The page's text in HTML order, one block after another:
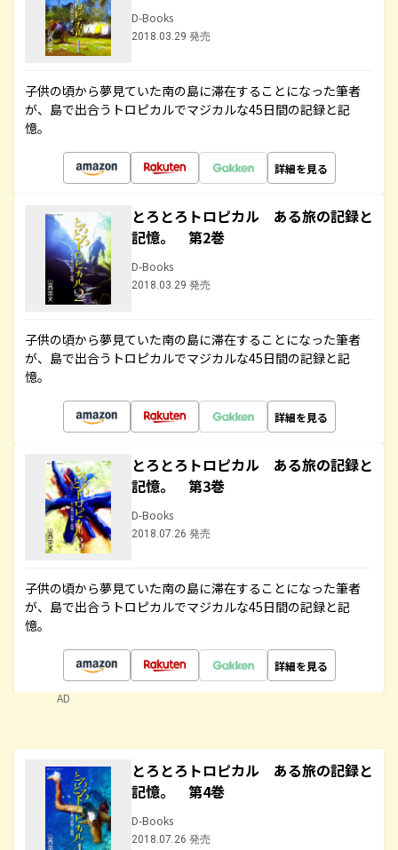
D-Books
2018.03.29 発売
子供の頃から夢見ていた南の島に滞在することになった筆者
が、島で出合うトロピカルでマジカルな45日間の記録と記
憶。
詳細を見る
とろとろトロピカル ある旅の記録と
記憶。 第2巻
D-Books
2018.03.29 発売
子供の頃から夢見ていた南の島に滞在することになった筆者
が、島で出合うトロピカルでマジカルな45日間の記録と記
憶。
詳細を見る
とろとろトロピカル ある旅の記録と
記憶。 第3巻
D-Books
2018.07.26 発売
子供の頃から夢見ていた南の島に滞在することになった筆者
が、島で出合うトロピカルでマジカルな45日間の記録と記
憶。
詳細を見る
AD
とろとろトロピカル ある旅の記録と
記憶。 第4巻
D-Books
2018.07.26 発売